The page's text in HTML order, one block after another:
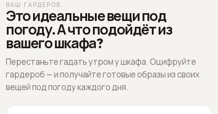
ВАШ ГАРДЕРОБ
Это идеальные вещи под
погоду. А что подойдёт из
вашего шкафа?
Перестаньте гадать утром у шкафа. Оцифруйте
гардероб — и получайте готовые образы из своих
вещей под погоду каждого дня.